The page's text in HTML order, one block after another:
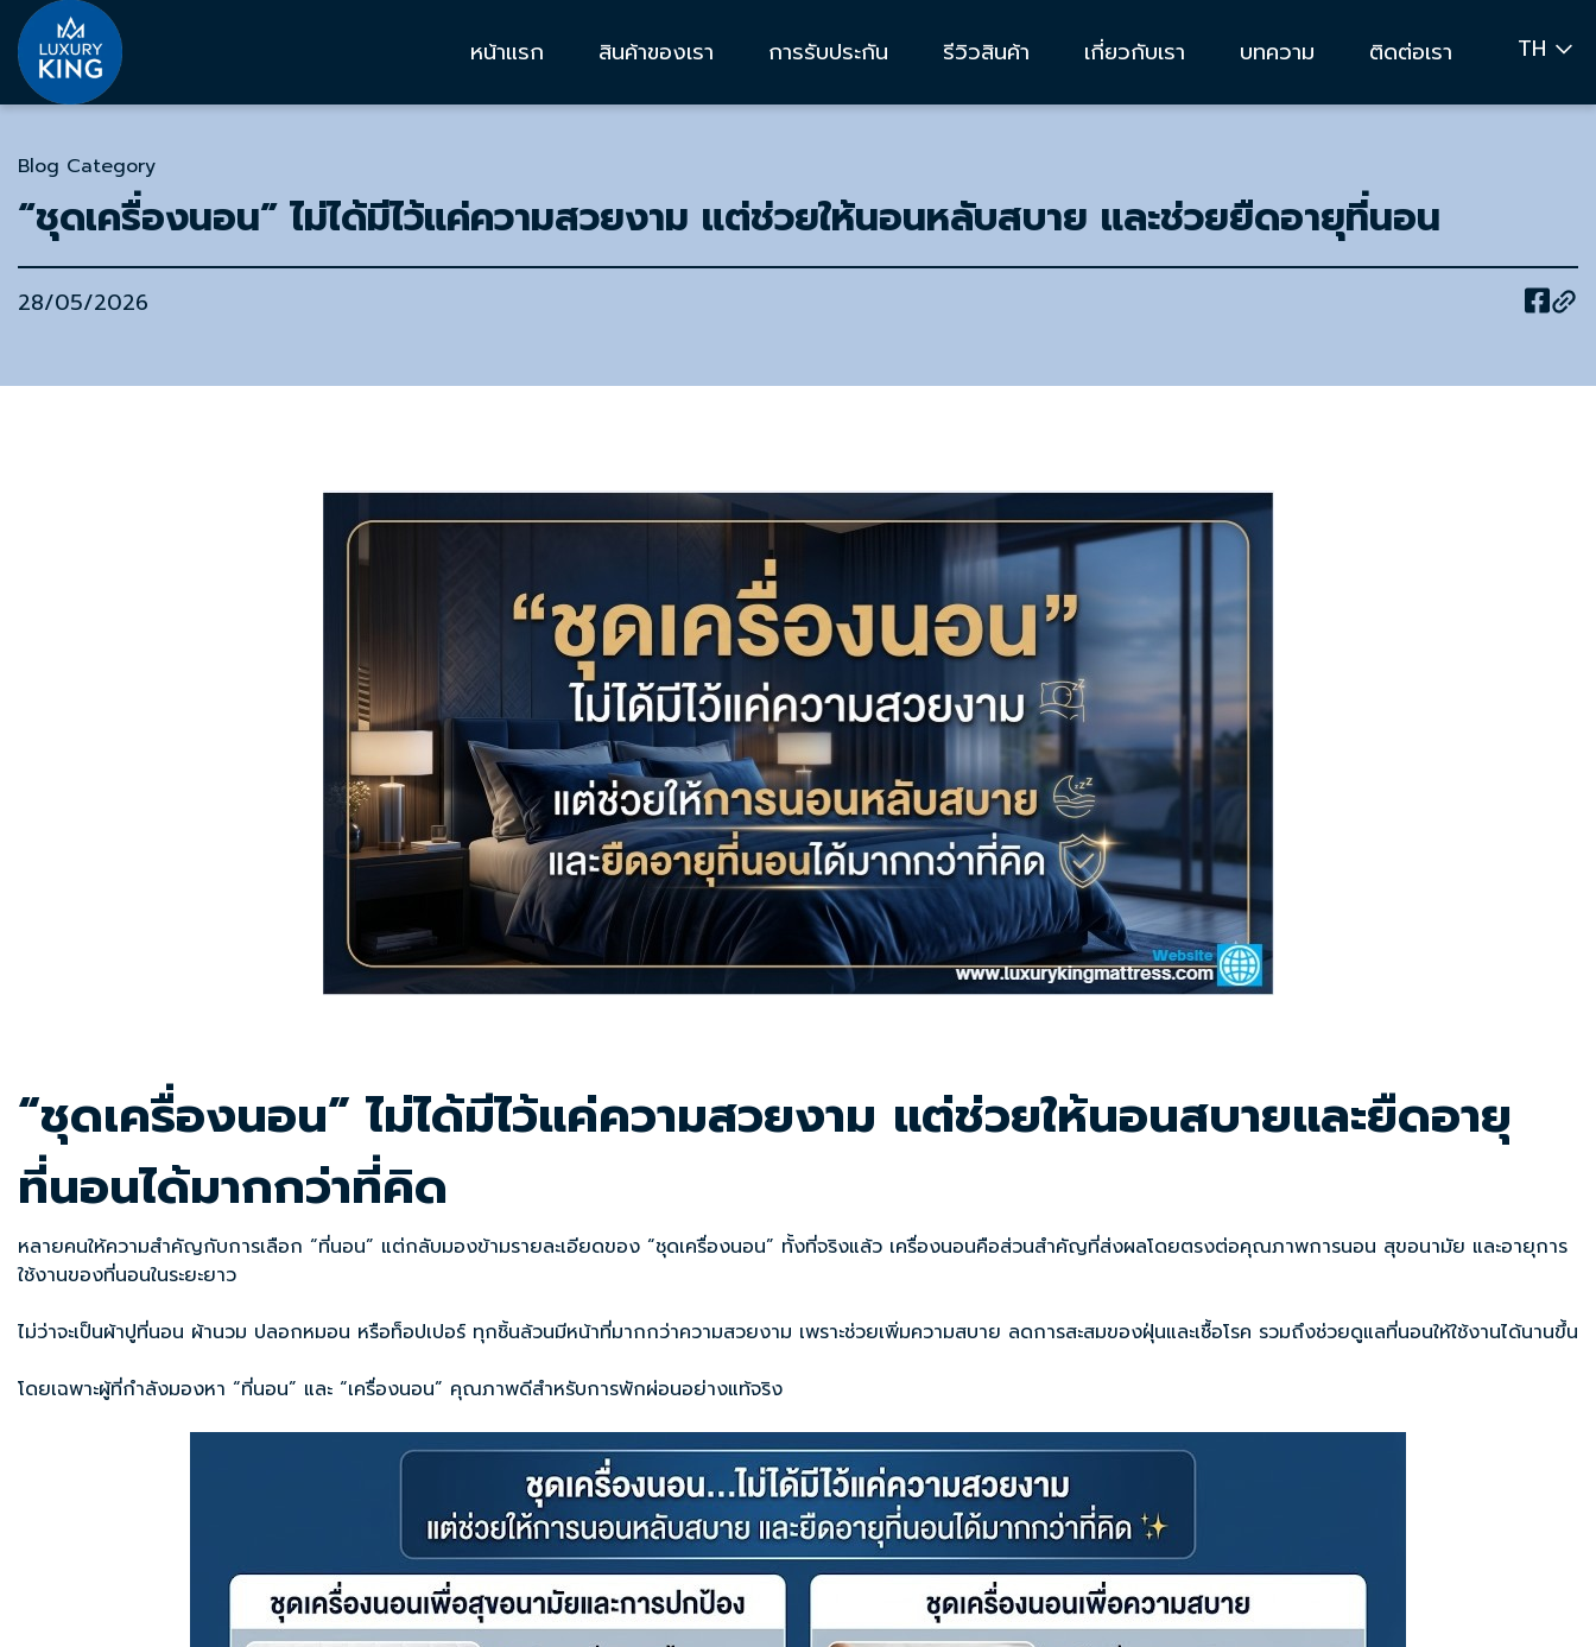
หน้าแรก สินค้าของเรา การรับประกัน รีวิวสินค้า เกี่ยวกับเรา บทความ ติดต่อเรา TH
Blog Category
“ชุดเครื่องนอน” ไม่ได้มีไว้แค่ความสวยงาม แต่ช่วยให้นอนหลับสบาย และช่วยยืดอายุที่นอน
28/05/2026
“ชุดเครื่องนอน” ไม่ได้มีไว้แค่ความสวยงาม แต่ช่วยให้นอนสบายและยืดอายุ
ที่นอนได้มากกว่าที่คิด
หลายคนให้ความสำคัญกับการเลือก “ที่นอน” แต่กลับมองข้ามรายละเอียดของ “ชุดเครื่องนอน” ทั้งที่จริงแล้ว เครื่องนอนคือส่วนสำคัญที่ส่งผลโดยตรงต่อคุณภาพการนอน สุขอนามัย และอายุการ
ใช้งานของที่นอนในระยะยาว
ไม่ว่าจะเป็นผ้าปูที่นอน ผ้านวม ปลอกหมอน หรือท็อปเปอร์ ทุกชิ้นล้วนมีหน้าที่มากกว่าความสวยงาม เพราะช่วยเพิ่มความสบาย ลดการสะสมของฝุ่นและเชื้อโรค รวมถึงช่วยดูแลที่นอนให้ใช้งานได้นานขึ้น
โดยเฉพาะผู้ที่กำลังมองหา “ที่นอน” และ “เครื่องนอน” คุณภาพดีสำหรับการพักผ่อนอย่างแท้จริง